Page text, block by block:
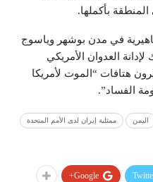
بأكملها.
في مدن بوشهر وياسوج
العدوان الأمريكي
هتافات “الموت لأمريكا
الفساد”.
اليمن ممثلية إيران لدى الأمم المتحدة
Google+